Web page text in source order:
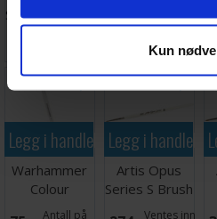
Kun
Series S Brush
2
Base Brush S
lager:11
Legg i handlekurven
Warhammer
Colour
Drybrush L
Antall på
Legg i
Artis Opus
Series S Brush
000
Ventes inn